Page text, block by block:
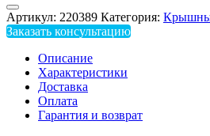
Артикул: 220389 Категория:
Заказать консультацию
Описание
Характеристики
Доставка
Оплата
Гарантия и возврат